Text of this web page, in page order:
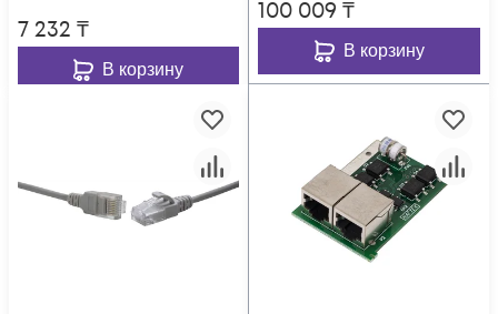
7 232 ₸
В корзину
100 009 ₸
В корзину